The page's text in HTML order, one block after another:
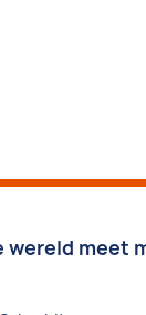
wereld meet